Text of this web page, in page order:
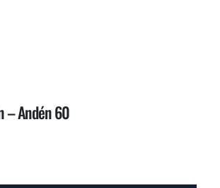
– Andén 60